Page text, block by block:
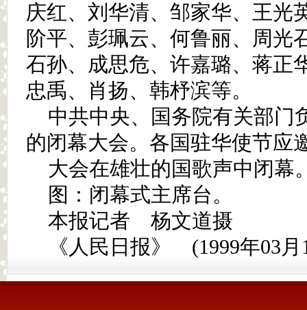
庆红、刘华清、邹家华、王光
阶平、彭珮云、何鲁丽、周光
石孙、成思危、许嘉璐、蒋正
忠禹、肖扬、韩杼滨等。
中共中央、国务院有关部门
的闭幕大会。各国驻华使节应
大会在雄壮的国歌声中闭幕
图：闭幕式主席台。
本报记者 杨文道摄
《人民日报》 (1999年03月